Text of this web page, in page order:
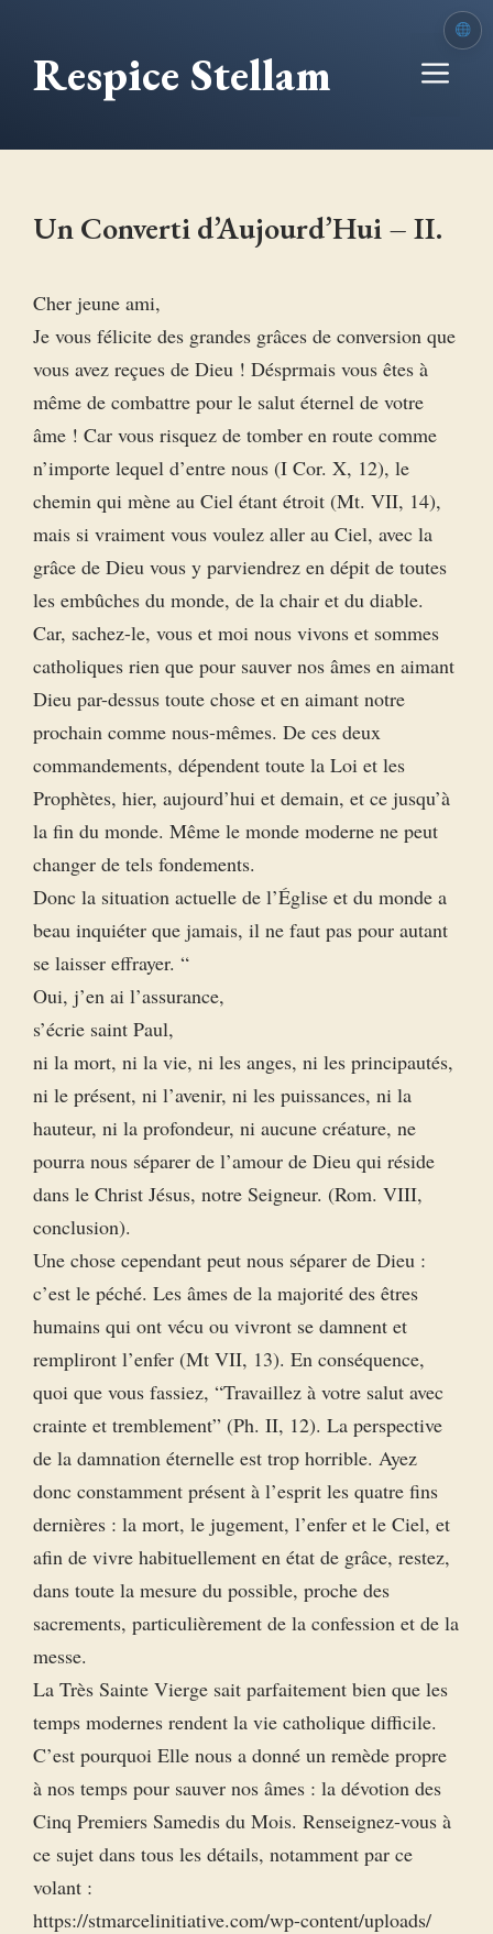
contenuRespice Stellam
Un Converti d’Aujourd’Hui – II.
Cher jeune ami,
Je vous félicite des grandes grâces de conversion que
vous avez reçues de Dieu ! Désprmais vous êtes à
même de combattre pour le salut éternel de votre
âme ! Car vous risquez de tomber en route comme
n’importe lequel d’entre nous (I Cor. X, 12), le
chemin qui mène au Ciel étant étroit (Mt. VII, 14),
mais si vraiment vous voulez aller au Ciel, avec la
grâce de Dieu vous y parviendrez en dépit de toutes
les embûches du monde, de la chair et du diable.
Car, sachez-le, vous et moi nous vivons et sommes
catholiques rien que pour sauver nos âmes en aimant
Dieu par-dessus toute chose et en aimant notre
prochain comme nous-mêmes. De ces deux
commandements, dépendent toute la Loi et les
Prophètes, hier, aujourd’hui et demain, et ce jusqu’à
la fin du monde. Même le monde moderne ne peut
changer de tels fondements.
Donc la situation actuelle de l’Église et du monde a
beau inquiéter que jamais, il ne faut pas pour autant
se laisser effrayer. “
Oui, j’en ai l’assurance,
s’écrie saint Paul,
ni la mort, ni la vie, ni les anges, ni les principautés,
ni le présent, ni l’avenir, ni les puissances, ni la
hauteur, ni la profondeur, ni aucune créature, ne
pourra nous séparer de l’amour de Dieu qui réside
dans le Christ Jésus, notre Seigneur. (Rom. VIII,
conclusion).
Une chose cependant peut nous séparer de Dieu :
c’est le péché. Les âmes de la majorité des êtres
humains qui ont vécu ou vivront se damnent et
rempliront l’enfer (Mt VII, 13). En conséquence,
quoi que vous fassiez, “Travaillez à votre salut avec
crainte et tremblement” (Ph. II, 12). La perspective
de la damnation éternelle est trop horrible. Ayez
donc constamment présent à l’esprit les quatre fins
dernières : la mort, le jugement, l’enfer et le Ciel, et
afin de vivre habituellement en état de grâce, restez,
dans toute la mesure du possible, proche des
sacrements, particulièrement de la confession et de la
messe.
La Très Sainte Vierge sait parfaitement bien que les
temps modernes rendent la vie catholique difficile.
C’est pourquoi Elle nous a donné un remède propre
à nos temps pour sauver nos âmes : la dévotion des
Cinq Premiers Samedis du Mois. Renseignez-vous à
ce sujet dans tous les détails, notamment par ce
volant :
https://​stmarcelinitiative.​com/​wp-content/​uploads/​